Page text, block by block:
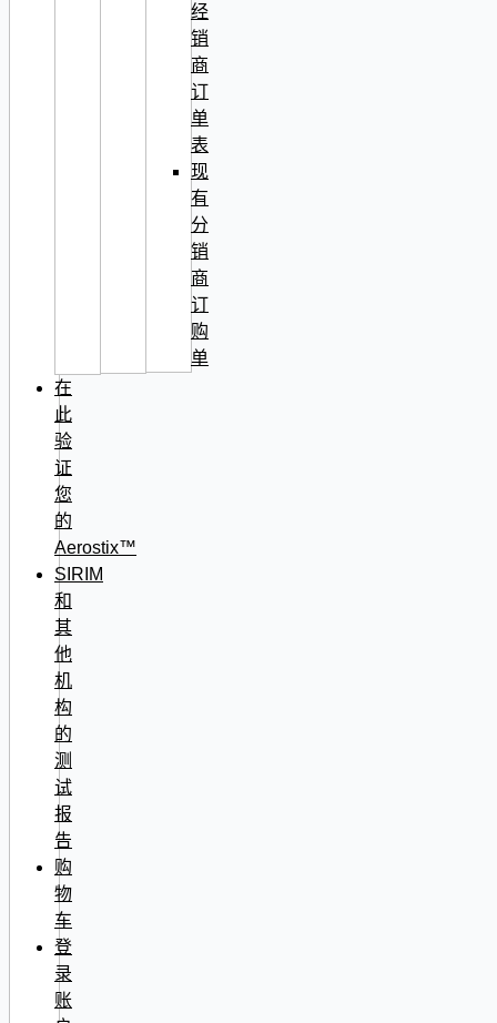
经
销
商
订
单
表
现
有
分
销
商
订
购
单
在
此
验
证
您
的
Aerostix™
SIRIM
和
其
他
机
构
的
测
试
报
告
购
物
车
登
录
账